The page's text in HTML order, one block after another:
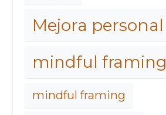
Mejora personal
mindful framing
mindful framing